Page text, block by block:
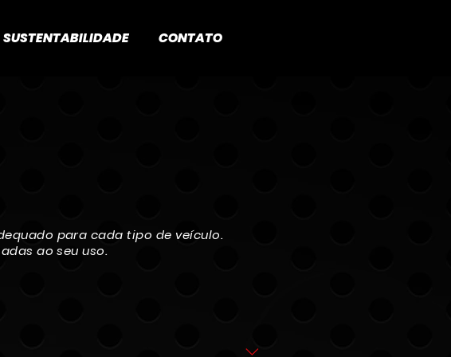
SUSTENTABILIDADE CONTATO
para cada tipo de veículo.
ao seu uso.